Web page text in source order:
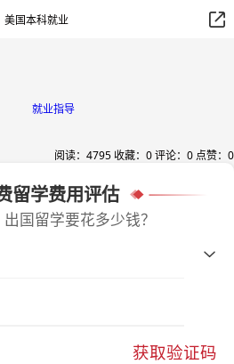
美国本科就业
就业指导
阅读： 4795 收藏： 0评论： 0 点赞： 0
留学费用评估
国留学要花多少钱？
获取验证码